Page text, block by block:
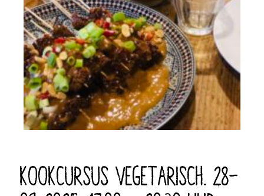
KOOKCURSUS VEGETARISCH. 28-